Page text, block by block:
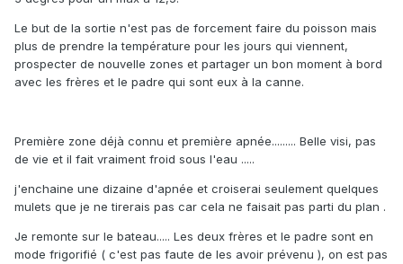
Le but de la sortie n'est pas de forcement faire du poisson mais
plus de prendre la température pour les jours qui viennent,
prospecter de nouvelle zones et partager un bon moment à bord
avec les frères et le padre qui sont eux à la canne.
Première zone déjà connu et première apnée......... Belle visi, pas
de vie et il fait vraiment froid sous l'eau .....
j'enchaine une dizaine d'apnée et croiserai seulement quelques
mulets que je ne tirerais pas car cela ne faisait pas parti du plan .
Je remonte sur le bateau..... Les deux frères et le padre sont en
mode frigorifié ( c'est pas faute de les avoir prévenu ), on est pas